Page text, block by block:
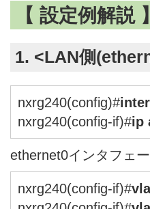
【 設定例解説 】
1. <LAN側
nxrg240(config)#
nxrg240(config-if)#ip
ethernet0インタフェ
nxrg240(config-if)#